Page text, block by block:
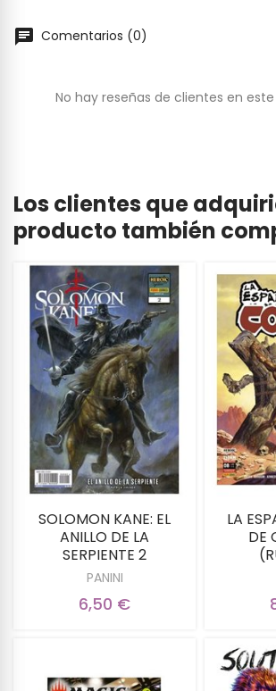
Comentarios (0)
No hay reseñas de clientes en
Los clientes que
producto también
SOLOMON KANE: EL
ANILLO DE LA
SERPIENTE 2
PANINI
6,50 €
LA
DE